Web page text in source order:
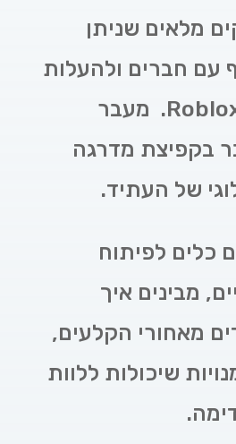
מלאים שניתן
חברים ולהעלות
לפלטפורמת Roblox. מעבר
בקפיצת מדרגה
של העתיד.
כלים לפיתוח
מבינים איך
מאחורי הקלעים,
שיכולות ללוות